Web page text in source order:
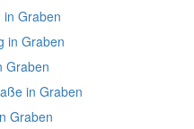
Graben
in Graben
Graben
in Graben
Graben